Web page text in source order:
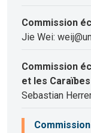
Commission
Jie Wei:
Commission
et les Caraïbes
Sebastian